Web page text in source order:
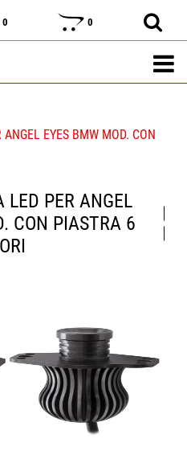
0 0
EYES BMW MOD. CON
LED PER ANGEL
CON PIASTRA 6